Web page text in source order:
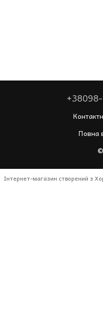
Повна
Інтернет-магазин створений з